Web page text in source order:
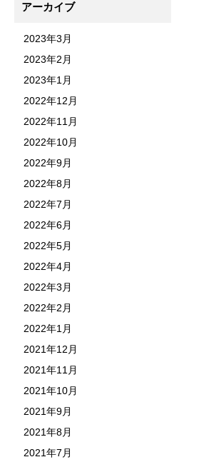
アーカイブ
2023年3月
2023年2月
2023年1月
2022年12月
2022年11月
2022年10月
2022年9月
2022年8月
2022年7月
2022年6月
2022年5月
2022年4月
2022年3月
2022年2月
2022年1月
2021年12月
2021年11月
2021年10月
2021年9月
2021年8月
2021年7月